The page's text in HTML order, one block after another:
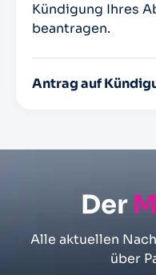
Kündigung Ihres
beantragen.
Antrag auf
Der
Alle aktuellen
über